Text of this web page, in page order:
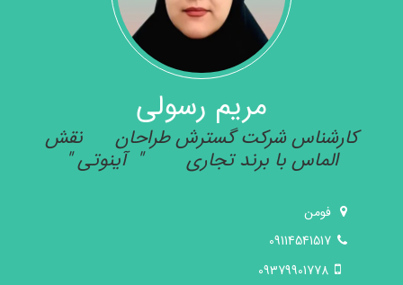
مریم رسولی
کارشناس شرکت گسترش طراحان نقش
الماس با برند تجاری " آینوتی "
فومن
09114541517
09379901778